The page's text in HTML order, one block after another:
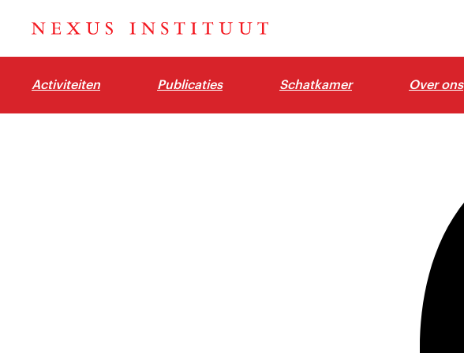
Activiteiten Publicaties Schatkamer Over ons